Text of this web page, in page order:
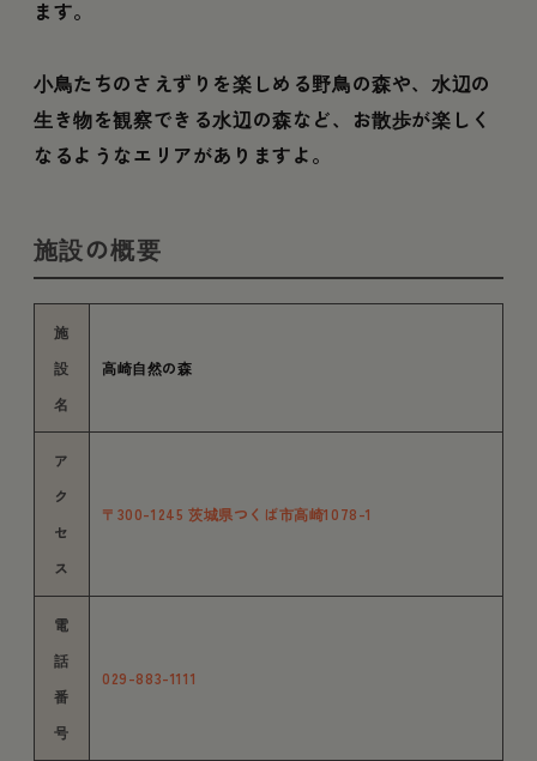
ます。
小鳥たちのさえずりを楽しめる野鳥の森や、水辺の
生き物を観察できる水辺の森など、お散歩が楽しく
なるようなエリアがありますよ。
施設の概要
施
設
名
高崎自然の森
ア
ク
セ
ス
〒300-1245 茨城県つくば市高崎1078-1
電
話
番
号
029-883-1111